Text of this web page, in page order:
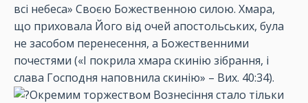
всі небеса» Своєю Божественною силою. Хмара,
що приховала Його від очей апостольських, була
не засобом перенесення, а Божественними
почестями («І покрила хмара скинію зібрання, і
слава Господня наповнила скинію» – Вих. 40:34).
Окремим торжеством Вознесіння стало тільки